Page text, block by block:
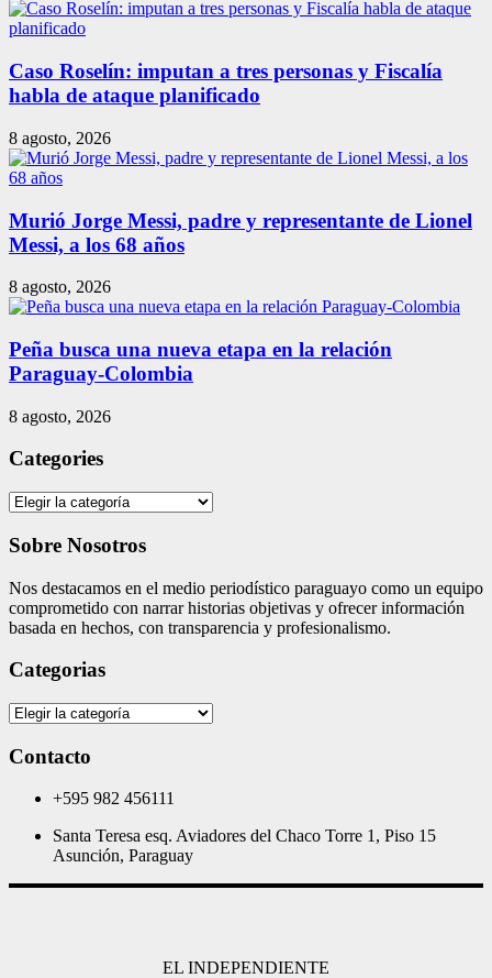
Caso Roselín: imputan a tres personas y Fiscalía
habla de ataque planificado
8 agosto, 2026
Murió Jorge Messi, padre y representante de Lionel
Messi, a los 68 años
8 agosto, 2026
Peña busca una nueva etapa en la relación
Paraguay-Colombia
8 agosto, 2026
Categories
Categories
Sobre Nosotros
Nos destacamos en el medio periodístico paraguayo como un equipo
comprometido con narrar historias objetivas y ofrecer información
basada en hechos, con transparencia y profesionalismo.
Categorias
Categorias
Contacto
+595 982 456111
Santa Teresa esq. Aviadores del Chaco Torre 1, Piso 15
Asunción, Paraguay
EL INDEPENDIENTE